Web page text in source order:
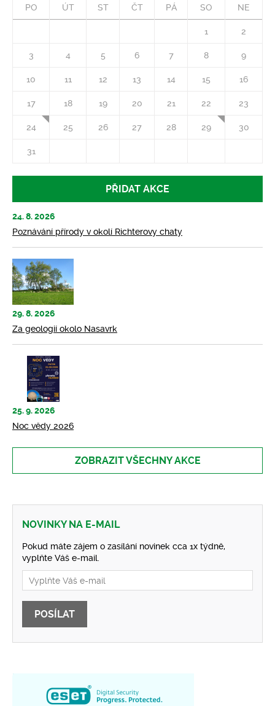
PO ÚT ST ČT PÁ SO NE
1 2
3 4 5 6 7 8 9
10 11 12 13 14 15 16
17 18 19 20 21 22 23
24 25 26 27 28 29 30
31
PŘIDAT AKCE
24. 8. 2026
Poznávání přírody v okolí Richterovy chaty
29. 8. 2026
Za geologií okolo Nasavrk
25. 9. 2026
Noc vědy 2026
ZOBRAZIT VŠECHNY AKCE
NOVINKY NA E-MAIL
Pokud máte zájem o zasílání novinek cca 1x týdně,
vyplňte Váš e-mail.
POSÍLAT